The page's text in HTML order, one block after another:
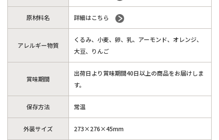
原材料名 詳細はこちら
アレルギー物質
くるみ、小麦、卵、乳、アーモンド、オレンジ、
大豆、りんご
賞味期間
出荷日より賞味期間40日以上の商品をお届けしま
す。
保存方法 常温
外装サイズ 273×276×45mm